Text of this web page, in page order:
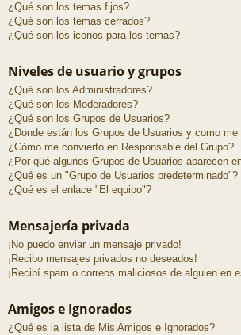
¿Qué son los temas fijos?
¿Qué son los temas cerrados?
¿Qué son los iconos para los temas?
Niveles de usuario y grupos
¿Qué son los Administradores?
¿Qué son los Moderadores?
¿Qué son los Grupos de Usuarios?
¿Donde están los Grupos de Usuarios y como me
¿Cómo me convierto en Responsable del Grupo?
¿Por qué algunos Grupos de Usuarios aparecen
¿Qué es un "Grupo de Usuarios predeterminado"?
¿Qué es el enlace "El equipo"?
Mensajería privada
¡No puedo enviar un mensaje privado!
¡Recibo mensajes privados no deseados!
¡Recibí spam o correos maliciosos de alguien en
Amigos e Ignorados
¿Qué es la lista de Mis Amigos e Ignorados?